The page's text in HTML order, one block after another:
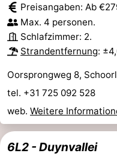
Zimmer
(mit
Frühstück)
Lastminutes
Strand
Sehen
&
tun
-
Museen
-
Preisangaben: Ab
Max. 4 personen.
Schlafzimmer: 2.
Strandentfernung:
Oorsprongweg 8, Schoorl
tel. +31 725 092 528
web. Weitere
6L2 - Duynvallei